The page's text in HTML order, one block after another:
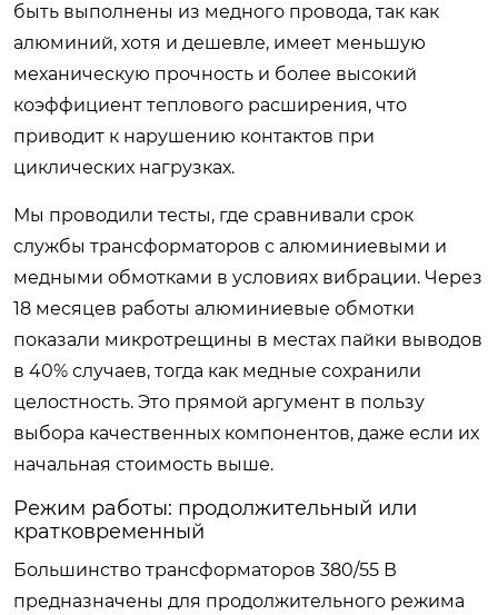
быть выполнены из медного провода, так как
алюминий, хотя и дешевле, имеет меньшую
механическую прочность и более высокий
коэффициент теплового расширения, что
приводит к нарушению контактов при
циклических нагрузках.
Мы проводили тесты, где сравнивали срок
службы трансформаторов с алюминиевыми и
медными обмотками в условиях вибрации. Через
18 месяцев работы алюминиевые обмотки
показали микротрещины в местах пайки выводов
в 40% случаев, тогда как медные сохранили
целостность. Это прямой аргумент в пользу
выбора качественных компонентов, даже если их
начальная стоимость выше.
Режим работы: продолжительный или
кратковременный
Большинство трансформаторов 380/55 В
предназначены для продолжительного режима